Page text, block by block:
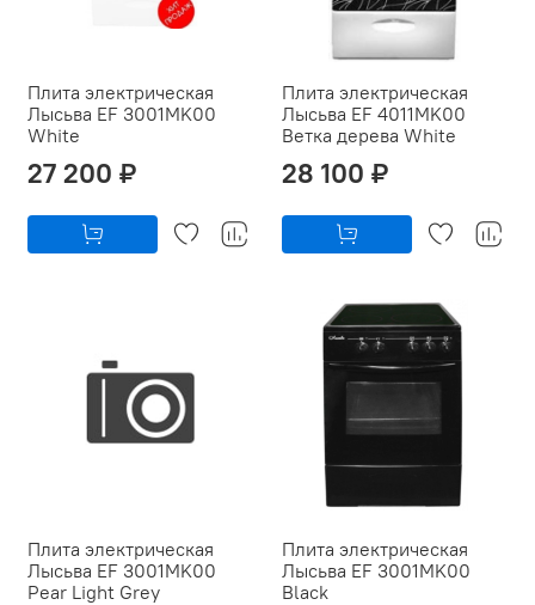
Плита электрическая
Лысьва EF 3001MK00
White
27 200 ₽
Плита электрическая
Лысьва EF 4011MK00
Ветка дерева White
28 100 ₽
Плита электрическая
Лысьва EF 3001MK00
Pear Light Grey
Плита электрическая
Лысьва EF 3001MK00
Black